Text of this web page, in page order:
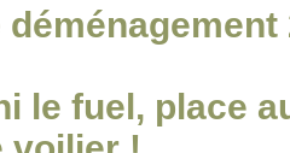
le fuel, place